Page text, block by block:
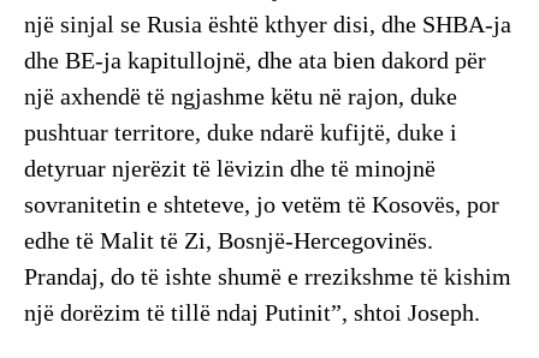
një sinjal se Rusia është kthyer disi, dhe SHBA-ja
dhe BE-ja kapitullojnë, dhe ata bien dakord për
një axhendë të ngjashme këtu në rajon, duke
pushtuar territore, duke ndarë kufijtë, duke i
detyruar njerëzit të lëvizin dhe të minojnë
sovranitetin e shteteve, jo vetëm të Kosovës, por
edhe të Malit të Zi, Bosnjë-Hercegovinës.
Prandaj, do të ishte shumë e rrezikshme të kishim
një dorëzim të tillë ndaj Putinit”, shtoi Joseph.